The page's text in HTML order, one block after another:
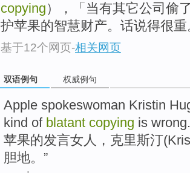
copying），「当有其它公司偷
护苹果的智慧财产。话说得很重
基于12个网页-相关网页
双语例句 权威例句
Apple spokeswoman Kristin
kind of blatant copying is
苹果的发言女人， 克里斯汀
胆地。”